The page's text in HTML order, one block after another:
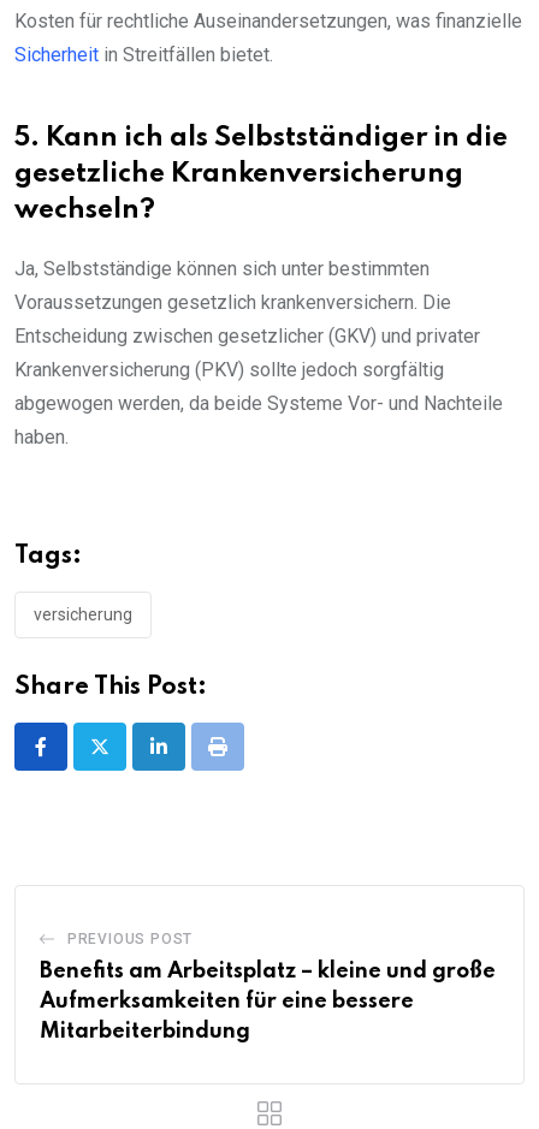
Kosten für rechtliche Auseinandersetzungen, was finanzielle
Sicherheit in Streitfällen bietet.
5. Kann ich als Selbstständiger in die
gesetzliche Krankenversicherung
wechseln?
Ja, Selbstständige können sich unter bestimmten
Voraussetzungen gesetzlich krankenversichern. Die
Entscheidung zwischen gesetzlicher (GKV) und privater
Krankenversicherung (PKV) sollte jedoch sorgfältig
abgewogen werden, da beide Systeme Vor- und Nachteile
haben.
Tags:
versicherung
Share This Post:
LinkedInPrint
PREVIOUS POST
Benefits am Arbeitsplatz – kleine und große
Aufmerksamkeiten für eine bessere
Mitarbeiterbindung